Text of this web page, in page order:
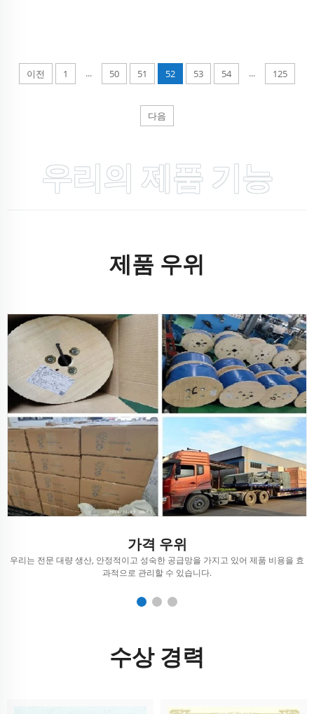
이전 1 ... 50 51 52 53 54 ... 125
다음
우리의 제품 기능
제품 우위
가격 우위
우리는 전문 대량 생산, 안정적이고 성숙한 공급망을 가지고 있어 제품 비용을 효
과적으로 관리할 수 있습니다.
수상 경력